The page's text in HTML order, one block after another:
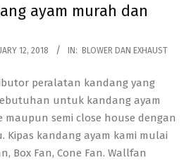
ayam murah dan
12, 2018 IN:
BLOWER DAN EXHAUST
peralatan kandang yang
untuk kandang ayam
maupun semi close house dengan
Kipas kandang ayam kami mulai
Box Fan, Cone Fan. Wallfan